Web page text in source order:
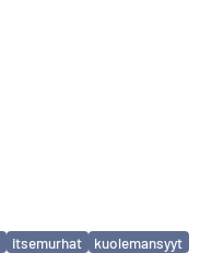
itsemurhat
kuolemansyyt